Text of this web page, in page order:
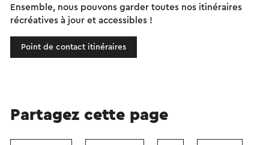
Ensemble, nous pouvons garder toutes nos itinéraires
récréatives à jour et accessibles !
Point de contact itinéraires
Partagez cette page